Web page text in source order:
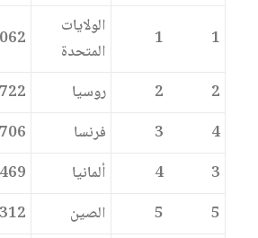
1
1
الولايات
المتحدة
2
2 روسيا
4
3 فرنسا
3
4 ألمانيا
5
5 الصين